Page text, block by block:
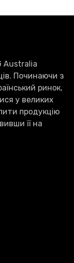
Australia
Починаючи з
ринок,
у великих
продукцію
її на